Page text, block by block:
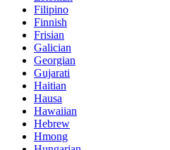
Filipino
Finnish
Frisian
Galician
Georgian
Gujarati
Haitian
Hausa
Hawaiian
Hebrew
Hmong